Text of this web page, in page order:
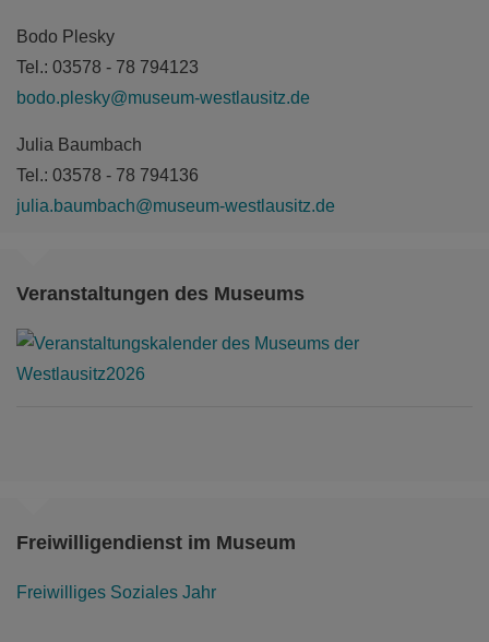
Bodo Plesky
Tel.: 03578 - 78 794123
bodo.plesky@museum-westlausitz.de
Julia Baumbach
Tel.: 03578 - 78 794136
julia.baumbach@museum-westlausitz.de
Veranstaltungen des Museums
Freiwilligendienst im Museum
Freiwilliges Soziales Jahr